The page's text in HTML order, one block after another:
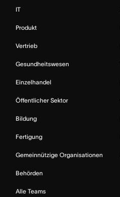
IT
Produkt
Vertrieb
Gesundheitswesen
Einzelhandel
Öffentlicher Sektor
Bildung
Fertigung
Gemeinnützige Organisationen
Behörden
Alle Teams